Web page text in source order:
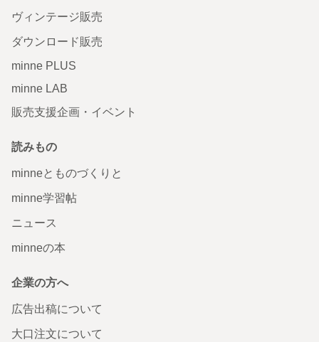
ヴィンテージ販売
ダウンロード販売
minne PLUS
minne LAB
販売支援企画・イベント
読みもの
minneとものづくりと
minne学習帖
ニュース
minneの本
企業の方へ
広告出稿について
大口注文について